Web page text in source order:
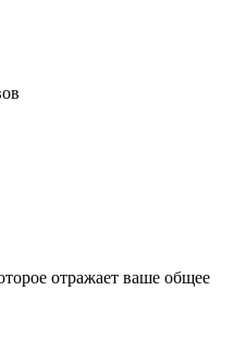
отражает ваше общее